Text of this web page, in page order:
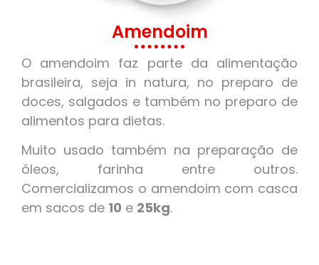
Amendoim
O amendoim faz parte da alimentação
brasileira, seja in natura, no preparo de
doces, salgados e também no preparo de
alimentos para dietas.
Muito usado também na preparação de
óleos, farinha entre outros.
Comercializamos o amendoim com casca
em sacos de 10 e 25kg.